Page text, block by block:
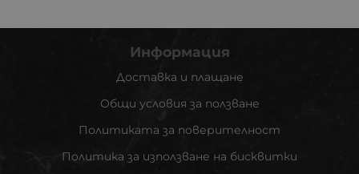
Информация
Доставка и плащане
Общи условия за ползване
Политиката за поверителност
Политика за използване на бисквитки